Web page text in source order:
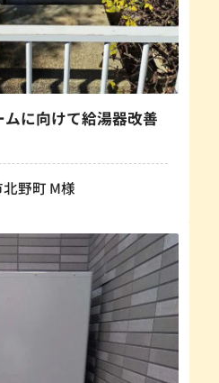
に向けて給湯器改善
野町 M様